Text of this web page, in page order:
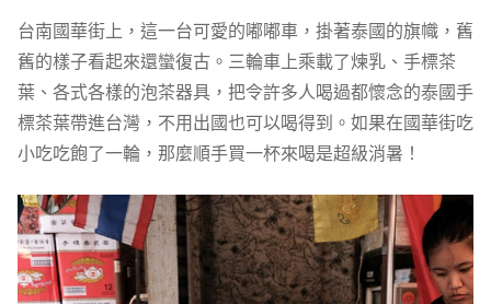
台南國華街上，這一台可愛的嘟嘟車，掛著泰國的旗幟，舊
舊的樣子看起來還蠻復古。三輪車上乘載了煉乳、手標茶
葉、各式各樣的泡茶器具，把令許多人喝過都懷念的泰國手
標茶葉帶進台灣，不用出國也可以喝得到。如果在國華街吃
小吃吃飽了一輪，那麼順手買一杯來喝是超級消暑！